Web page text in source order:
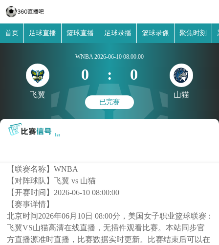
首页 足球直播 篮球直播 足球录播 篮球录像 聚焦时刻
飞翼
WNBA 2026-06-10 08:00:00
0 : 0
已完赛
山猫
【联赛名称】WNBA
【对阵球队】飞翼 vs 山猫
【开赛时间】 2026-06-10 08:00:00
【赛事详情】
北京时间2026年06月10日 08:00分，美国女子职业篮球联赛 :
飞翼VS山猫高清在线直播，无插件观看比赛。本站同步官
方直播源准时直播，比赛数据实时更新。比赛结束后可以在